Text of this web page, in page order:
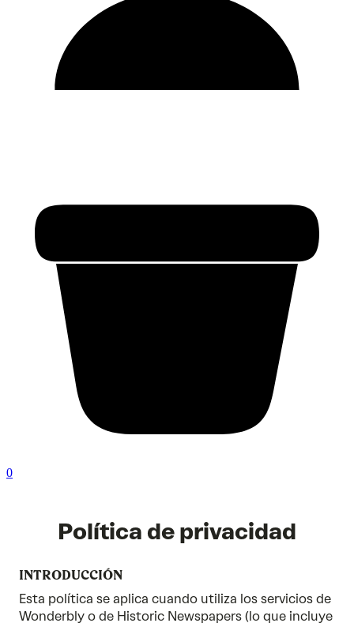
0
Política de privacidad
INTRODUCCIÓN
Esta política se aplica cuando utiliza los servicios de
Wonderbly o de Historic Newspapers (lo que incluye